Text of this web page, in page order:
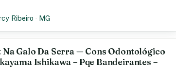
Ribeiro · MG
Na Galo Da Serra — Cons Odontológico
Ishikawa – Pqe Bandeirantes –